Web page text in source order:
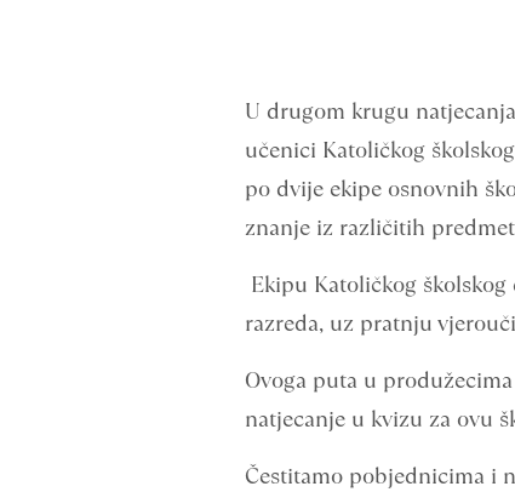
U drugom krugu
učenici Katoličkog
po dvije ekipe osnovnih
znanje iz različitih
Ekipu Katoličkog
razreda, uz pratnju
Ovoga puta u
natjecanje u kvizu za ovu
Čestitamo pobjednicima i